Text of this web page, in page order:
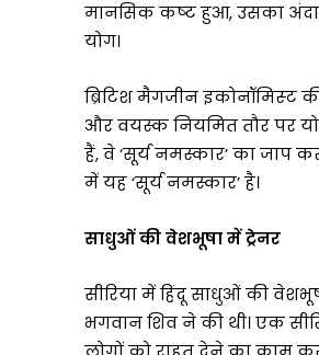
मानसिक कष्‍ट हुआ, उसका
योग।
ब्रिटिश मैगजीन इकोनॉमिस्‍ट
और वयस्क नियमित तौर पर
हैं, वे ‘सूर्य नमस्कार’ का जाप
में यह ‘सूर्य नमस्कार’ है।
साधुओं की वेशभूषा में ट्रेनर
सीरिया में हिंदू साधुओं की
भगवान शिव ने की थी। एक
के
को
किया
मजबूत